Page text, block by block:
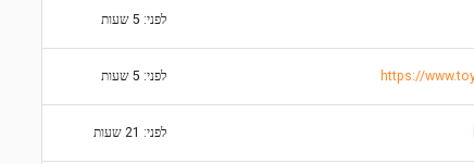
לפני: 5 שעות
לפני: 5 שעות
לפני: 21 שעות